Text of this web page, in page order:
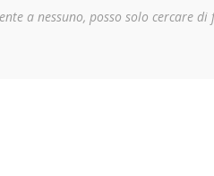
a nessuno, posso solo cercare